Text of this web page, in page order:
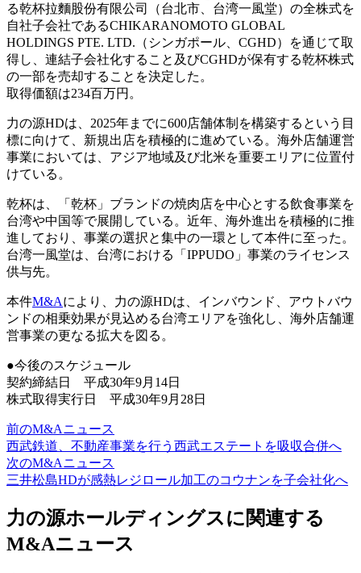
る乾杯拉麵股份有限公司（台北市、台湾一風堂）の全株式を
自社子会社であるCHIKARANOMOTO GLOBAL
HOLDINGS PTE. LTD.（シンガポール、CGHD）を通じて取
得し、連結子会社化すること及びCGHDが保有する乾杯株式
の一部を売却することを決定した。
取得価額は234百万円。
力の源HDは、2025年までに600店舗体制を構築するという目
標に向けて、新規出店を積極的に進めている。海外店舗運営
事業においては、アジア地域及び北米を重要エリアに位置付
けている。
乾杯は、「乾杯」ブランドの焼肉店を中心とする飲食事業を
台湾や中国等で展開している。近年、海外進出を積極的に推
進しており、事業の選択と集中の一環として本件に至った。
台湾一風堂は、台湾における「IPPUDO」事業のライセンス
供与先。
本件M&Aにより、力の源HDは、インバウンド、アウトバウ
ンドの相乗効果が見込める台湾エリアを強化し、海外店舗運
営事業の更なる拡大を図る。
●今後のスケジュール
契約締結日 平成30年9月14日
株式取得実行日 平成30年9月28日
前のM&Aニュース
西武鉄道、不動産事業を行う西武エステートを吸収合併へ
次のM&Aニュース
三井松島HDが感熱レジロール加工のコウナンを子会社化へ
力の源ホールディングスに関連する
M&Aニュース